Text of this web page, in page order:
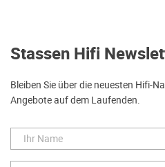
Stassen Hifi
Bleiben Sie über die neuesten Hifi-
Angebote auf dem Laufenden.